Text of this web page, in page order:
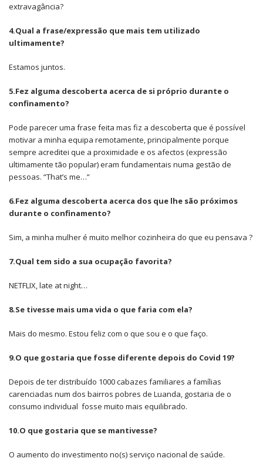
extravagância?
4.Qual a frase/expressão que mais tem utilizado
ultimamente?
Estamos juntos.
5.Fez alguma descoberta acerca de si próprio durante o
confinamento?
Pode parecer uma frase feita mas fiz a descoberta que é possível
motivar a minha equipa remotamente, principalmente porque
sempre acreditei que a proximidade e os afectos (expressão
ultimamente tão popular) eram fundamentais numa gestão de
pessoas. “That’s me…”
6.Fez alguma descoberta acerca dos que lhe são próximos
durante o confinamento?
Sim, a minha mulher é muito melhor cozinheira do que eu pensava ?
7.Qual tem sido a sua ocupação favorita?
NETFLIX, late at night…
8.Se tivesse mais uma vida o que faria com ela?
Mais do mesmo. Estou feliz com o que sou e o que faço.
9.O que gostaria que fosse diferente depois do Covid 19?
Depois de ter distribuído 1000 cabazes familiares a famílias
carenciadas num dos bairros pobres de Luanda, gostaria de o
consumo individual fosse muito mais equilibrado.
10.O que gostaria que se mantivesse?
O aumento do investimento no(s) serviço nacional de saúde.